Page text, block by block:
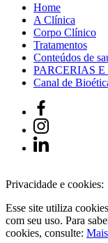
Home
A Clínica
Corpo Clínico
Tratamentos
Conteúdos de
PARCERIAS
Canal de
Privacidade e cookies:
Esse site utiliza
com seu uso. Para
cookies, consulte: